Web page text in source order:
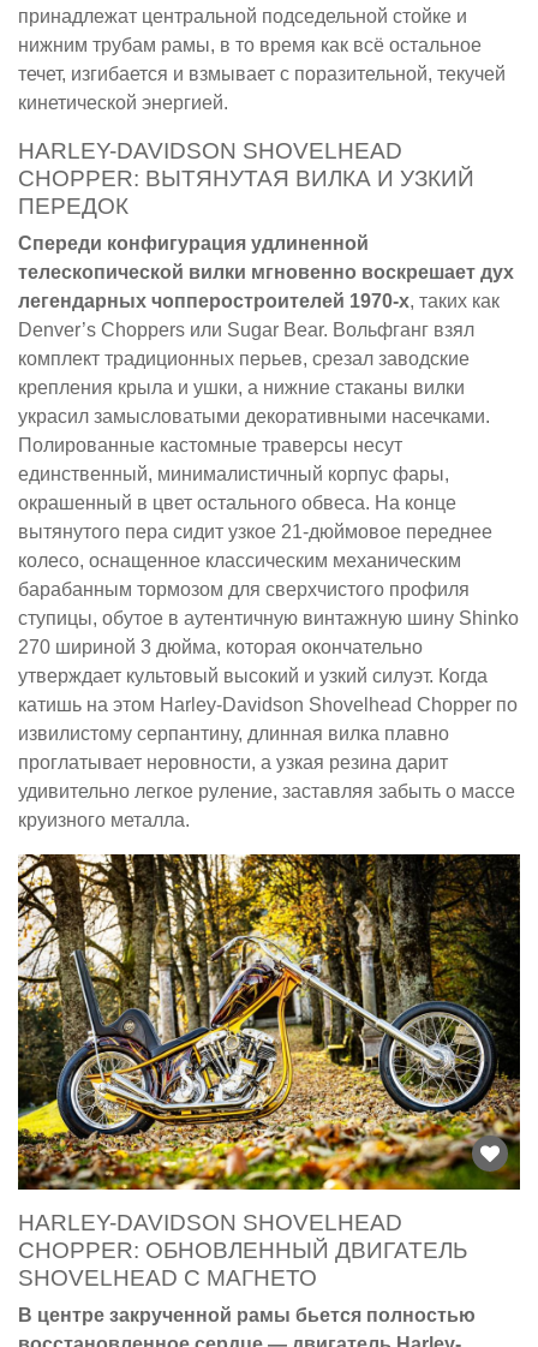
принадлежат центральной подседельной стойке и
нижним трубам рамы, в то время как всё остальное
течет, изгибается и взмывает с поразительной, текучей
кинетической энергией.
HARLEY-DAVIDSON SHOVELHEAD
CHOPPER: ВЫТЯНУТАЯ ВИЛКА И УЗКИЙ
ПЕРЕДОК
Спереди конфигурация удлиненной
телескопической вилки мгновенно воскрешает дух
легендарных чопперостроителей 1970-х, таких как
Denver’s Choppers или Sugar Bear. Вольфганг взял
комплект традиционных перьев, срезал заводские
крепления крыла и ушки, а нижние стаканы вилки
украсил замысловатыми декоративными насечками.
Полированные кастомные траверсы несут
единственный, минималистичный корпус фары,
окрашенный в цвет остального обвеса. На конце
вытянутого пера сидит узкое 21-дюймовое переднее
колесо, оснащенное классическим механическим
барабанным тормозом для сверхчистого профиля
ступицы, обутое в аутентичную винтажную шину Shinko
270 шириной 3 дюйма, которая окончательно
утверждает культовый высокий и узкий силуэт. Когда
катишь на этом Harley-Davidson Shovelhead Chopper по
извилистому серпантину, длинная вилка плавно
проглатывает неровности, а узкая резина дарит
удивительно легкое руление, заставляя забыть о массе
круизного металла.
HARLEY-DAVIDSON SHOVELHEAD
CHOPPER: ОБНОВЛЕННЫЙ ДВИГАТЕЛЬ
SHOVELHEAD С МАГНЕТО
В центре закрученной рамы бьется полностью